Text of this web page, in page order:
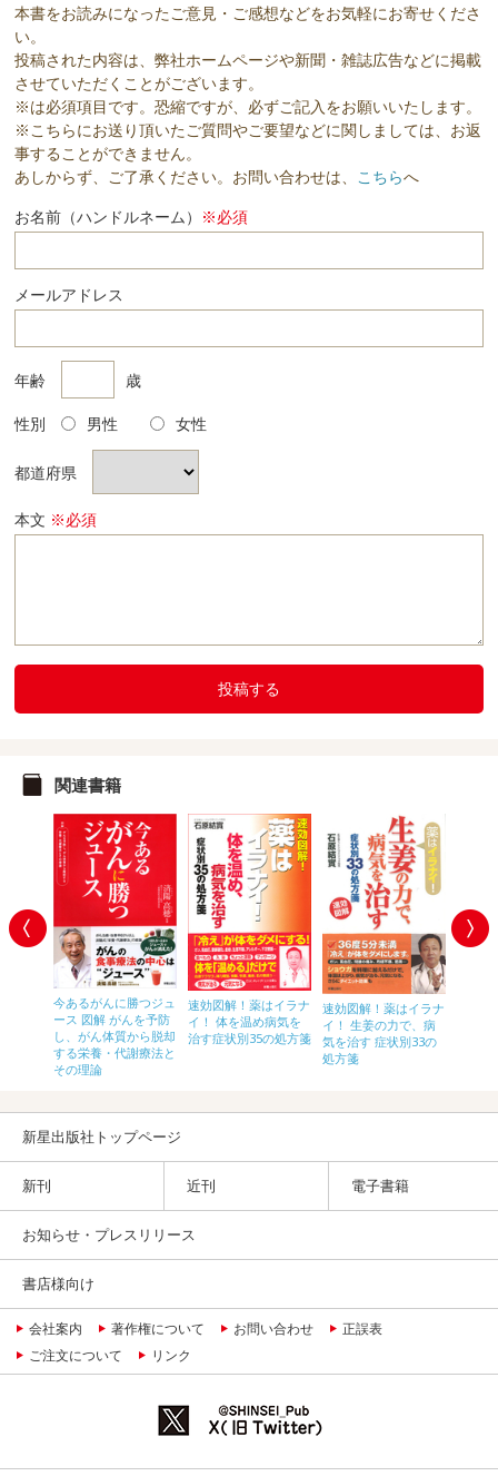
本書をお読みになったご意見・ご感想などをお気軽にお寄せくださ
い。
投稿された内容は、弊社ホームページや新聞・雑誌広告などに掲載
させていただくことがございます。
※は必須項目です。恐縮ですが、必ずご記入をお願いいたします。
※こちらにお送り頂いたご質問やご要望などに関しましては、お返
事することができません。
あしからず、ご了承ください。お問い合わせは、 こちらへ
お名前（ハンドルネーム） ※必須
メールアドレス
年齢 歳
性別 男性 女性
都道府県
本文 ※必須
投稿する
関連書籍
今あるがんに勝つジュ
ース 図解 がんを予防
し、がん体質から脱却
する栄養・代謝療法と
その理論
速効図解！薬はイラナ
イ！ 体を温め病気を
治す症状別35の処方箋
速効図解！薬はイラナ
イ！ 生姜の力で、病
気を治す 症状別33の
処方箋
新星出版社トップページ
新刊 近刊 電子書籍
お知らせ・プレスリリース
書店様向け
会社案内 著作権について お問い合わせ
正誤表
ご注文について
リンク